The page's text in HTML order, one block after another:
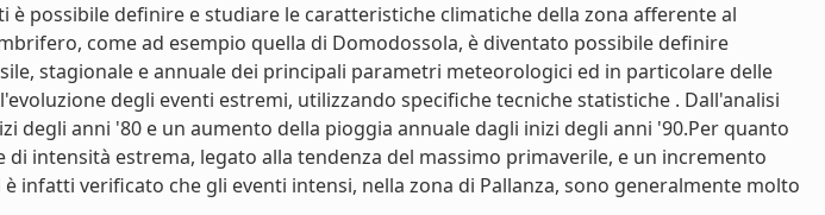
possibile definire e studiare le caratteristiche climatiche della zona afferente al
come ad esempio quella di Domodossola, è diventato possibile definire
stagionale e annuale dei principali parametri meteorologici ed in particolare delle
degli eventi estremi, utilizzando specifiche tecniche statistiche . Dall'analisi
anni '80 e un aumento della pioggia annuale dagli inizi degli anni '90.Per quanto
intensità estrema, legato alla tendenza del massimo primaverile, e un incremento
verificato che gli eventi intensi, nella zona di Pallanza, sono generalmente molto